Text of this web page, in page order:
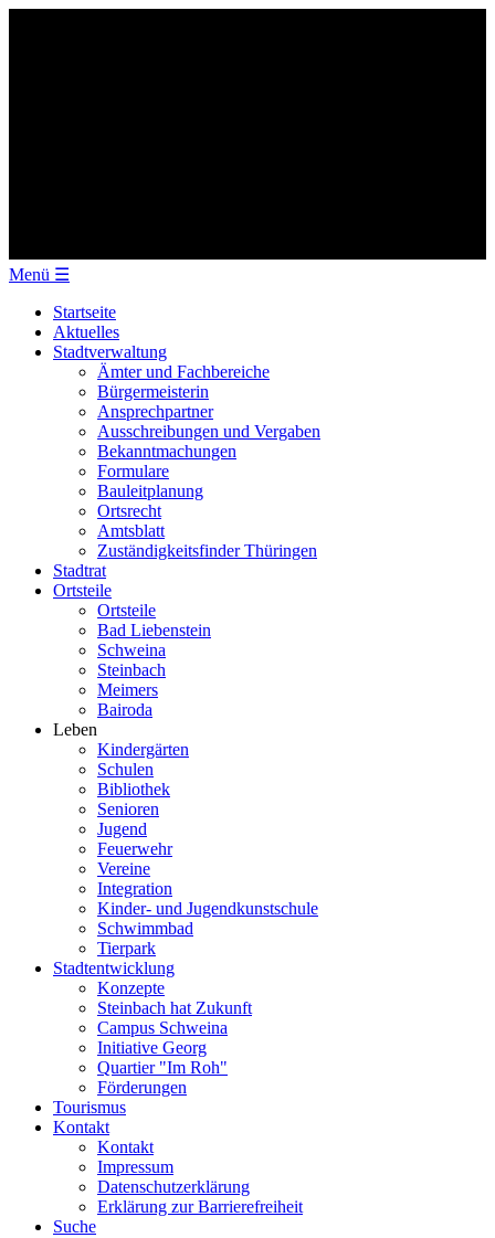
Menü ☰
Startseite
Aktuelles
Stadtverwaltung
Ämter und Fachbereiche
Bürgermeisterin
Ansprechpartner
Ausschreibungen und Vergaben
Bekanntmachungen
Formulare
Bauleitplanung
Ortsrecht
Amtsblatt
Zuständigkeitsfinder Thüringen
Stadtrat
Ortsteile
Ortsteile
Bad Liebenstein
Schweina
Steinbach
Meimers
Bairoda
Leben
Kindergärten
Schulen
Bibliothek
Senioren
Jugend
Feuerwehr
Vereine
Integration
Kinder- und Jugendkunstschule
Schwimmbad
Tierpark
Stadtentwicklung
Konzepte
Steinbach hat Zukunft
Campus Schweina
Initiative Georg
Quartier "Im Roh"
Förderungen
Tourismus
Kontakt
Kontakt
Impressum
Datenschutzerklärung
Erklärung zur Barrierefreiheit
Suche